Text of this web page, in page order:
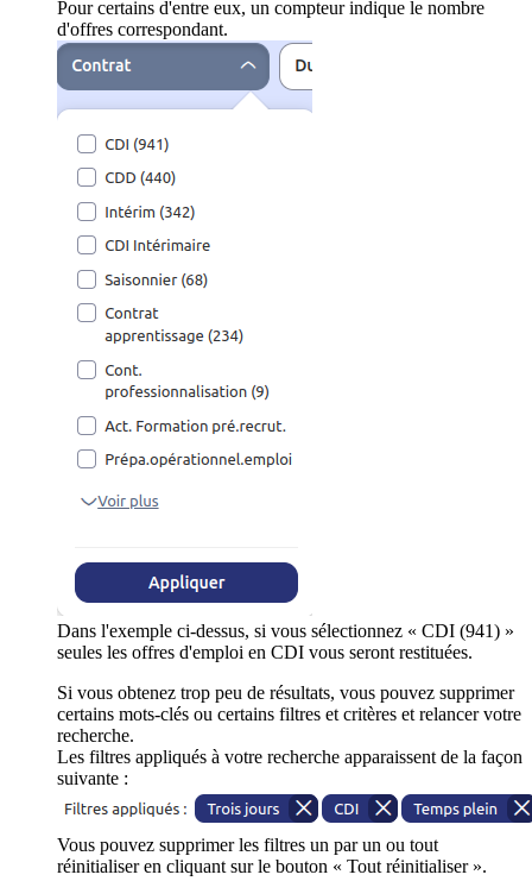
Pour certains d'entre eux, un compteur indique le nombre
d'offres correspondant.
Dans l'exemple ci-dessus, si vous sélectionnez « CDI (941) »
seules les offres d'emploi en CDI vous seront restituées.
Si vous obtenez trop peu de résultats, vous pouvez supprimer
certains mots-clés ou certains filtres et critères et relancer votre
recherche.
Les filtres appliqués à votre recherche apparaissent de la façon
suivante :
Vous pouvez supprimer les filtres un par un ou tout
réinitialiser en cliquant sur le bouton « Tout réinitialiser ».